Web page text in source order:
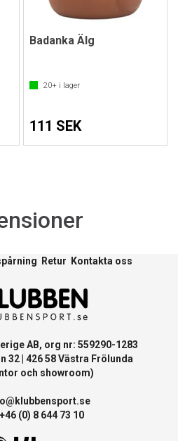
Badanka Älg
20+i lager
111 SEK
Retur Kontakta oss
AB, org nr: 559290-1283
| 426 58 Västra Frölunda
och showroom)
(0) 8 644 73 10